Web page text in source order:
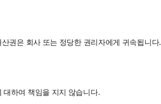
권은 회사 또는 정당한 권리자에게 귀속됩니다.
하여 책임을 지지 않습니다.